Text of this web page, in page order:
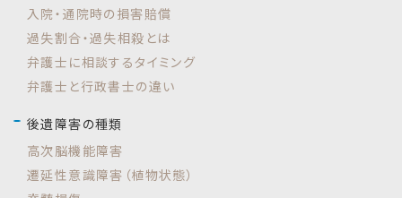
入院・通院時の損害賠償
過失割合・過失相殺とは
弁護士に相談するタイミング
弁護士と行政書士の違い
後遺障害の種類
高次脳機能障害
遷延性意識障害（植物状態）